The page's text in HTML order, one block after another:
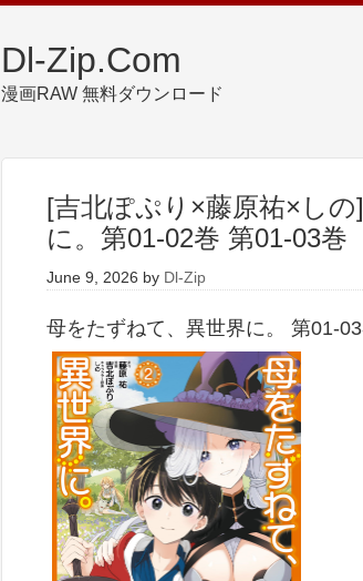
Dl-Zip.Com
漫画RAW 無料ダウンロード
[吉北ぽぷり×藤原祐×し
に。第01-02巻 第01-03巻
June 9, 2026 by Dl-Zip
母をたずねて、異世界に。 第01-